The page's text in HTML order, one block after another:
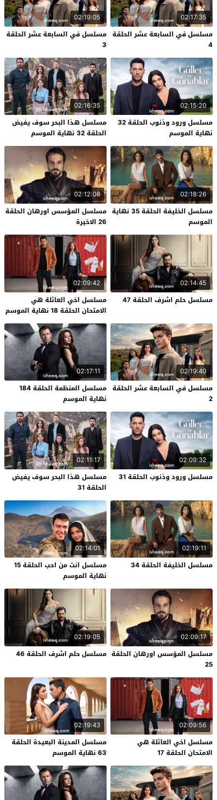
02:17:35
مسلسل في السابعة عشر الحلقة
4
02:19:05
مسلسل في السابعة عشر الحلقة
3
02:15:20
مسلسل ورود وذنوب الحلقة 32
نهاية الموسم
02:16:35
مسلسل هذا البحر سوف يفيض
الحلقة 32 نهاية الموسم
02:18:26
مسلسل الخليفة الحلقة 35 نهاية
الموسم
02:12:08
مسلسل المؤسس اورهان الحلقة
26 الاخيرة
02:14:45
مسلسل حلم اشرف الحلقة 47
02:09:42
مسلسل اخي العائلة هي
الامتحان الحلقة 18 نهاية الموسم
02:19:40
مسلسل في السابعة عشر الحلقة
2
02:17:11
مسلسل المنظمة الحلقة 184
نهاية الموسم
02:09:32
مسلسل ورود وذنوب الحلقة 31
02:11:17
مسلسل هذا البحر سوف يفيض
الحلقة 31
02:19:11
مسلسل الخليفة الحلقة 34
02:14:01
مسلسل انت من احب الحلقة 15
نهاية الموسم
02:09:17
مسلسل المؤسس اورهان الحلقة
25
02:19:05
مسلسل حلم اشرف الحلقة 46
02:09:56
مسلسل اخي العائلة هي
الامتحان الحلقة 17
02:19:43
مسلسل المدينة البعيدة الحلقة
63 نهاية الموسم